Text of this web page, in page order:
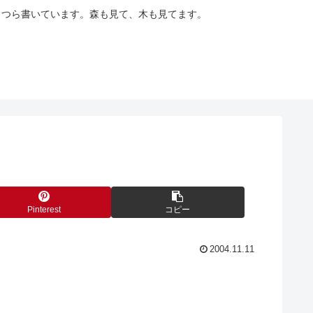
ら書いています。森も見て、木も見てます。
Pinterest コピー
2004.11.11